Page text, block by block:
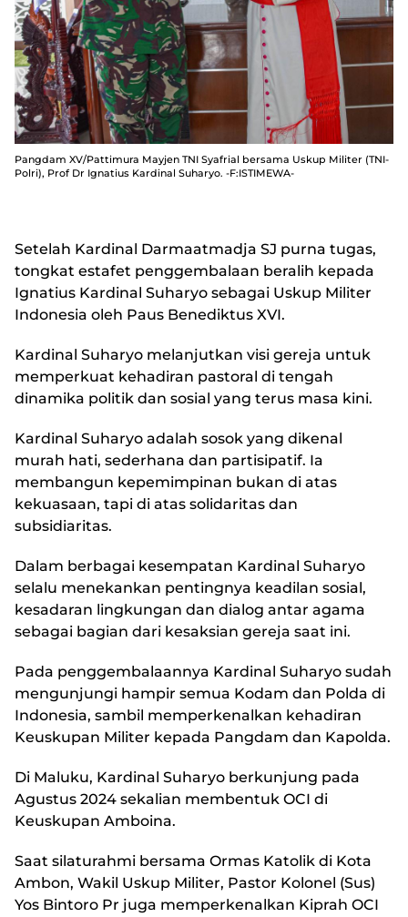
Pangdam XV/Pattimura Mayjen TNI Syafrial bersama Uskup Militer (TNI-
Polri), Prof Dr Ignatius Kardinal Suharyo. -F:ISTIMEWA-
Setelah Kardinal Darmaatmadja SJ purna tugas,
tongkat estafet penggembalaan beralih kepada
Ignatius Kardinal Suharyo sebagai Uskup Militer
Indonesia oleh Paus Benediktus XVI.
Kardinal Suharyo melanjutkan visi gereja untuk
memperkuat kehadiran pastoral di tengah
dinamika politik dan sosial yang terus masa kini.
Kardinal Suharyo adalah sosok yang dikenal
murah hati, sederhana dan partisipatif. Ia
membangun kepemimpinan bukan di atas
kekuasaan, tapi di atas solidaritas dan
subsidiaritas.
Dalam berbagai kesempatan Kardinal Suharyo
selalu menekankan pentingnya keadilan sosial,
kesadaran lingkungan dan dialog antar agama
sebagai bagian dari kesaksian gereja saat ini.
Pada penggembalaannya Kardinal Suharyo sudah
mengunjungi hampir semua Kodam dan Polda di
Indonesia, sambil memperkenalkan kehadiran
Keuskupan Militer kepada Pangdam dan Kapolda.
Di Maluku, Kardinal Suharyo berkunjung pada
Agustus 2024 sekalian membentuk OCI di
Keuskupan Amboina.
Saat silaturahmi bersama Ormas Katolik di Kota
Ambon, Wakil Uskup Militer, Pastor Kolonel (Sus)
Yos Bintoro Pr juga memperkenalkan Kiprah OCI